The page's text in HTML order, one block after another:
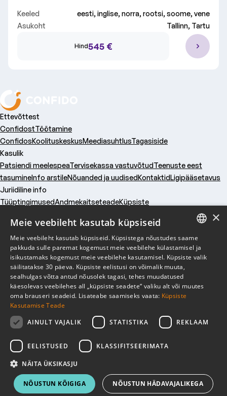
Keeled
eesti, inglise, norra, rootsi, soome, vene
Asukoht
Tallinn, Tartu
Hind545 €
Ettevõttest
ConfidostTöötamine
ConfidosKoolituskeskusMeediasuhtlusTagasiside
Kasulik
Patsiendi meelespeaTervisekassa vastuvõtudTeenuste eest
tasumineInfo arstileNõuanded ja uudisedKontaktidLigipääsetavus
Juriidiline info
TüüptingimusedAndmekaitseteadeKüpsiste
Kasulik
Juriidiline info
Liitu uudiskirjaga
Liitu uudiskirjaga
ESTONIAN
RUSSIAN
×
Meie veebileht kasutab küpsiseid
Meie veebileht kasutab küpsiseid. Küpsistega nõustudes saame
pakkuda sulle paremat kogemust meie veebilehe külastamisel ja
isikustamaks kogemust meie veebilehe kasutamisel. Küpsiste valik
säilitatakse 30 päeva. Küpsiste eelistusi on võimalik muuta,
sealhulgas võtta antud nõusolek tagasi, tehes muudatused
käesolevas veebilehes all „küpsiste seadete“ valiku alt või muutes
oma brauseri seadeid. Lisateabe saamiseks vaata: Küpsiste
Kasutamise Teade
AINULT VAJALIK
STATISTIKA REKLAAM
EELISTUSED KLASSIFITSEERIMATA
NÄITA ÜKSIKASJU
NÕUSTUN KÕIGIGA NÕUSTUN HÄDAVAJALIKEGA